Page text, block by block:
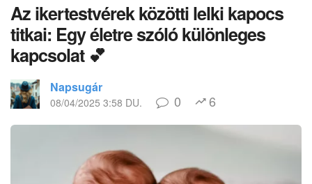
Az ikertestvérek közötti lelki kapocs
titkai: Egy életre szóló különleges
kapcsolat 💕
Napsugár
08/04/2025 3:58 DU. 0 6